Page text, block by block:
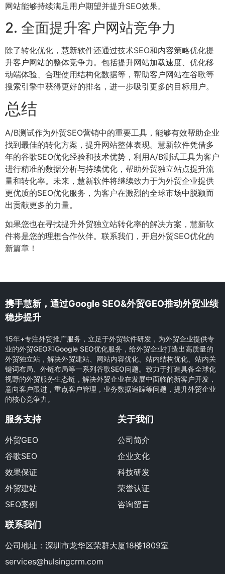
网站能够持续满足用户期望并提升SEO效果。
2. 全面提升客户网站竞争力
除了转化优化，慧新软件还通过技术SEO和内容策略优化提
升客户网站的整体竞争力。包括提升网站加载速度、优化移
动端体验、合理使用结构化数据等，帮助客户网站在谷歌等
搜索引擎中获得更好的排名，进一步吸引更多的目标用户。
总结
A/B测试作为外贸SEO营销中的重要工具，能够有效帮助企业
找到最佳的转化方案，提升网站整体表现。慧新软件凭借多
年的谷歌SEO优化经验和技术优势，利用A/B测试工具为客户
进行精准的数据分析与持续优化，帮助外贸独立站点提升流
量和转化率。未来，慧新软件将继续致力于为外贸企业提供
更优质的SEO优化服务，为客户在激烈的全球市场中脱颖而
出贡献更多的力量。
如果您也在寻找提升外贸独立站转化率的解决方案，慧新软
件将是您的理想合作伙伴。联系我们，开启外贸SEO优化的
新篇章！
携手慧新，通过Google SEO&外贸GEO推动外贸业绩
稳步提升
15年+专注外贸推广服务，立足于外贸软件研发，为外贸企业提供专
业的外贸GEO和Google SEO优化服务，给外贸企业打造出高质量的
外贸独立站，解决外贸建站、网站内容优化、站内结构优化、站内关
键词布局、外链布局等一系列谷歌SEO问题。致力于打造具备全球化
视野的外贸服务生态链，解决外贸企业在发展中面临的新客户开发，
意向客户跟进，重点客户管理，业务数据追踪等问题，提升外贸企业
的核心竞争力。
服务支持
外贸GEO
谷歌SEO
效果保证
外贸建站
SEO案例
关于我们
公司简介
企业文化
科技研发
荣誉认证
咨询留言
联系我们
公司地址：深圳市龙华区荣群大厦18楼1809室
services@hulsingcrm.com